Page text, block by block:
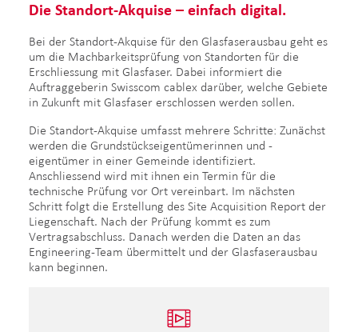
Die Standort-Akquise – einfach digital.
Bei der Standort-Akquise für den Glasfaserausbau geht es
um die Machbarkeitsprüfung von Standorten für die
Erschliessung mit Glasfaser. Dabei informiert die
Auftraggeberin Swisscom cablex darüber, welche Gebiete
in Zukunft mit Glasfaser erschlossen werden sollen.
Die Standort-Akquise umfasst mehrere Schritte: Zunächst
werden die Grundstückseigentümerinnen und -
eigentümer in einer Gemeinde identifiziert.
Anschliessend wird mit ihnen ein Termin für die
technische Prüfung vor Ort vereinbart. Im nächsten
Schritt folgt die Erstellung des Site Acquisition Report der
Liegenschaft. Nach der Prüfung kommt es zum
Vertragsabschluss. Danach werden die Daten an das
Engineering-Team übermittelt und der Glasfaserausbau
kann beginnen.